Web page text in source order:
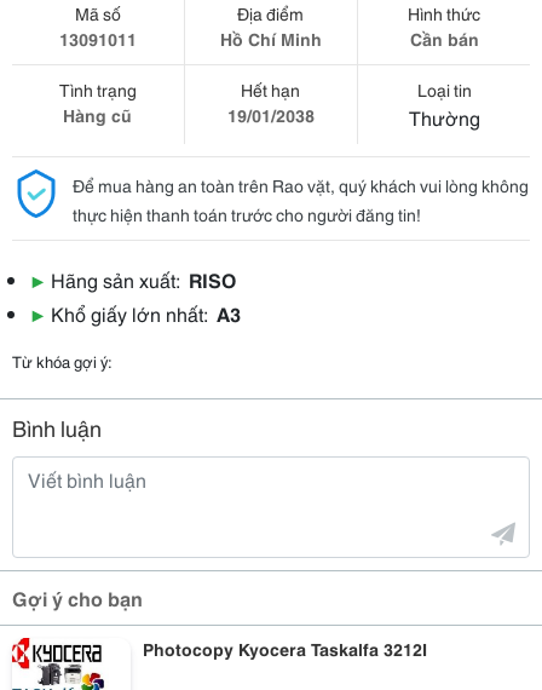
Mã số
13091011
Địa điểm
Hồ Chí Minh
Hình thức
Cần bán
Tình trạng
Hàng cũ
Hết hạn
19/01/2038
Loại tin
Thường
Để mua hàng an toàn trên Rao vặt, quý khách vui lòng không
thực hiện thanh toán trước cho người đăng tin!
▶ Hãng sản xuất: RISO
▶ Khổ giấy lớn nhất: A3
Từ khóa gợi ý:
Bình luận
Gợi ý cho bạn
Photocopy Kyocera Taskalfa 3212I